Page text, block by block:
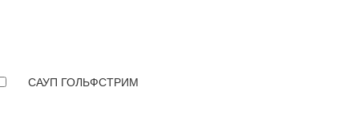
САУП ГОЛЬФСТРИМ